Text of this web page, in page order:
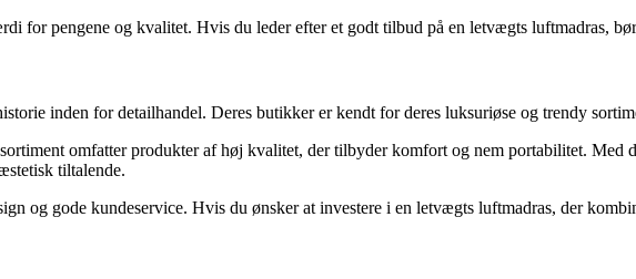
for pengene og kvalitet. Hvis du leder efter et godt tilbud på en letvægts luftmadras,
inden for detailhandel. Deres butikker er kendt for deres luksuriøse og trendy
omfatter produkter af høj kvalitet, der tilbyder komfort og nem portabilitet. Med
tiltalende.
og gode kundeservice. Hvis du ønsker at investere i en letvægts luftmadras, der